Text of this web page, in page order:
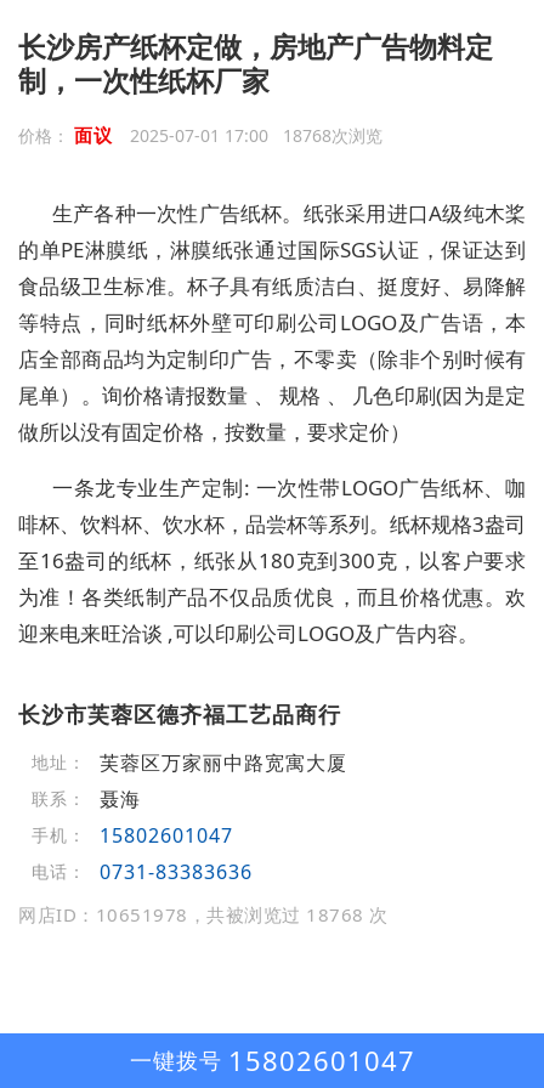
长沙房产纸杯定做，房地产广告物料定
制，一次性纸杯厂家
价格： 面议 2025-07-01 17:00 18768次浏览
生产各种一次性广告纸杯。纸张采用进口A级纯木桨
的单PE淋膜纸，淋膜纸张通过国际SGS认证，保证达到
食品级卫生标准。杯子具有纸质洁白、挺度好、易降解
等特点，同时纸杯外壁可印刷公司LOGO及广告语，本
店全部商品均为定制印广告，不零卖（除非个别时候有
尾单）。询价格请报数量 、 规格 、 几色印刷(因为是定
做所以没有固定价格，按数量，要求定价）
一条龙专业生产定制: 一次性带LOGO广告纸杯、咖
啡杯、饮料杯、饮水杯，品尝杯等系列。纸杯规格3盎司
至16盎司的纸杯，纸张从180克到300克，以客户要求
为准！各类纸制产品不仅品质优良，而且价格优惠。欢
迎来电来旺洽谈 ,可以印刷公司LOGO及广告内容。
长沙市芙蓉区德齐福工艺品商行
地址： 芙蓉区万家丽中路宽寓大厦
联系： 聂海
手机： 15802601047
电话： 0731-83383636
网店ID：10651978，共被浏览过 18768 次
一键拨号 15802601047